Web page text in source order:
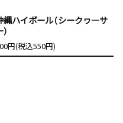
縄ハイボール（シークヮ―サ
円(税込550円)